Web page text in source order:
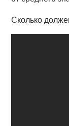
Сколько